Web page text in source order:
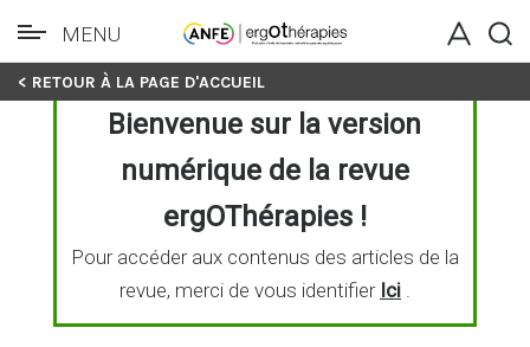
Skip
MENU
< RETOUR À LA PAGE D'ACCUEIL
Bienvenue sur la version
numérique de la revue
ergOThérapies !
Pour accéder aux contenus des articles de la
revue, merci de vous identifier Ici.